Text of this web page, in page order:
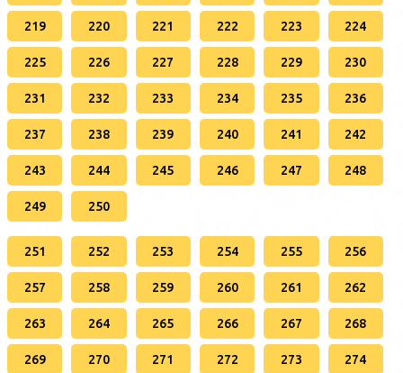
219 220 221 222 223 224
225 226 227 228 229 230
231 232 233 234 235 236
237 238 239 240 241 242
243 244 245 246 247 248
249 250
251 252 253 254 255 256
257 258 259 260 261 262
263 264 265 266 267 268
269 270 271 272 273 274